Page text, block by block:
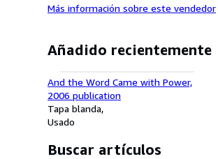
Más información sobre este vendedor
Añadido recientemente
And the Word Came with Power,
2006 publication
Tapa blanda
Usado
Buscar artículos